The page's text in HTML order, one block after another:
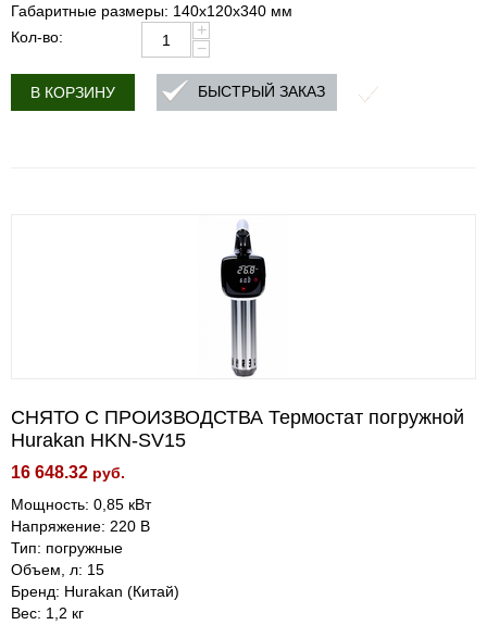
Габаритные размеры: 140x120x340 мм
Кол-во:
+
−
В КОРЗИНУ БЫСТРЫЙ ЗАКАЗ
СНЯТО С ПРОИЗВОДСТВА Термостат погружной
Hurakan HKN-SV15
16 648.32 руб.
Мощность: 0,85 кВт
Напряжение: 220 В
Тип: погружные
Объем, л: 15
Бренд: Hurakan (Китай)
Вес: 1,2 кг